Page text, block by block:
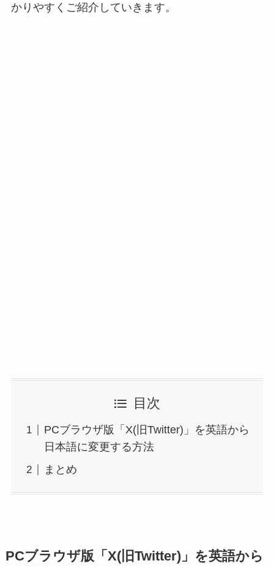
かりやすくご紹介していきます。
目次
PCブラウザ版「X(旧Twitter)」を英語から
日本語に変更する方法
まとめ
PCブラウザ版「X(旧Twitter)」を英語から